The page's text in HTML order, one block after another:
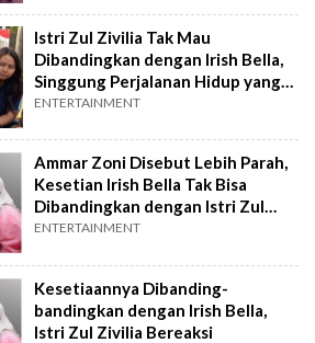
Istri Zul Zivilia Tak Mau
Dibandingkan dengan Irish Bella,
Singgung Perjalanan Hidup yang
Berbeda
ENTERTAINMENT
Ammar Zoni Disebut Lebih Parah,
Kesetian Irish Bella Tak Bisa
Dibandingkan dengan Istri Zul
Zivilia
ENTERTAINMENT
Kesetiaannya Dibanding-
bandingkan dengan Irish Bella,
Istri Zul Zivilia Bereaksi